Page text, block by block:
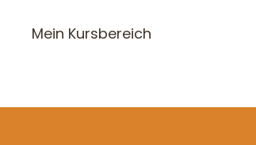
Mein Kursbereich